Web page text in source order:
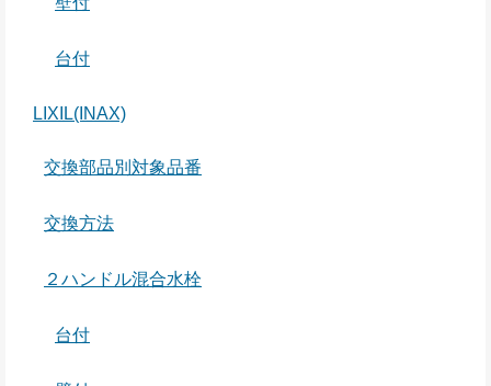
台付
LIXIL(INAX)
交換部品別対象品番
交換方法
２ハンドル混合水栓
台付